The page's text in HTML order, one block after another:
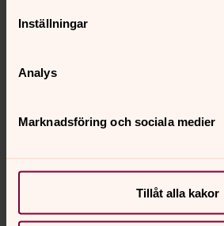
Inställningar
Analys
Marknadsföring och sociala medier
Tillåt alla kakor
Lokal arbetsplan Tranås pastorat
Plan mot diskriminering och
Olycksfallsförsäkring
Olycksfallsförsäkring- villlkor